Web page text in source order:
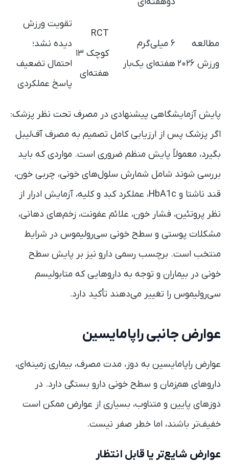
مطالعه
ورزش ۲۰۲۶
۶ میلی‌گرم
هفته‌ای یک‌بار
RCT
کوچک ۱۳
هفته‌ای
تقویت ورزش
دیده نشد؛
احتمال تضعیف
پاسخ عملکردی
پایش آزمایشگاهی پیشنهادی در مصرف تحت نظر پزشک:
اگر پزشک پس از ارزیابی کامل تصمیم به مصرف آف‌لیبل
بگیرد، معمولاً پایش منظم ضروری است. مواردی که باید
بررسی شوند شامل شمارش سلول‌های خونی، چربی خون،
قند ناشتا و HbA1c، عملکرد کبد و کلیه، آزمایش ادرار از
نظر پروتئین، فشار خون، علائم عفونت، زخم‌های دهانی،
مشکلات پوستی و سطح خونی سی‌رولیموس در شرایط
منتخب است. برچسب رسمی دارو نیز بر پایش سطح
خونی در بیماران و توجه به داروهایی که متابولیسم
سی‌رولیموس را تغییر می‌دهند تأکید دارد.
عوارض جانبی راپامایسین
عوارض راپامایسین به دوز، مدت مصرف، بیماری زمینه‌ای،
داروهای هم‌زمان و سطح خونی دارو بستگی دارد. در
دوزهای پایین و متناوب، بسیاری از عوارض ممکن است
خفیف‌تر باشند، اما خطر صفر نیست.
عوارض شایع‌تر یا قابل انتظار